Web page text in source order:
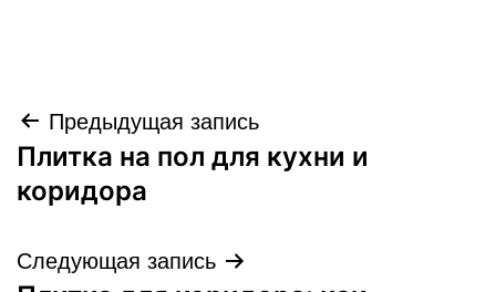
Навигация
по
Предыдущая запись
Плитка на пол для кухни и
коридора
Следующая запись